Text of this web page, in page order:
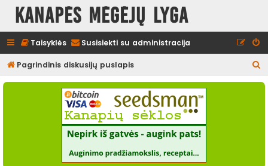
Kanapės mėgėjų lyga
Taisyklės Susisiekti su administracija
Pagrindinis diskusijų puslapis
e